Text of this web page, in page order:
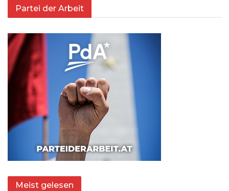
Partei der Arbeit
Meist gelesen